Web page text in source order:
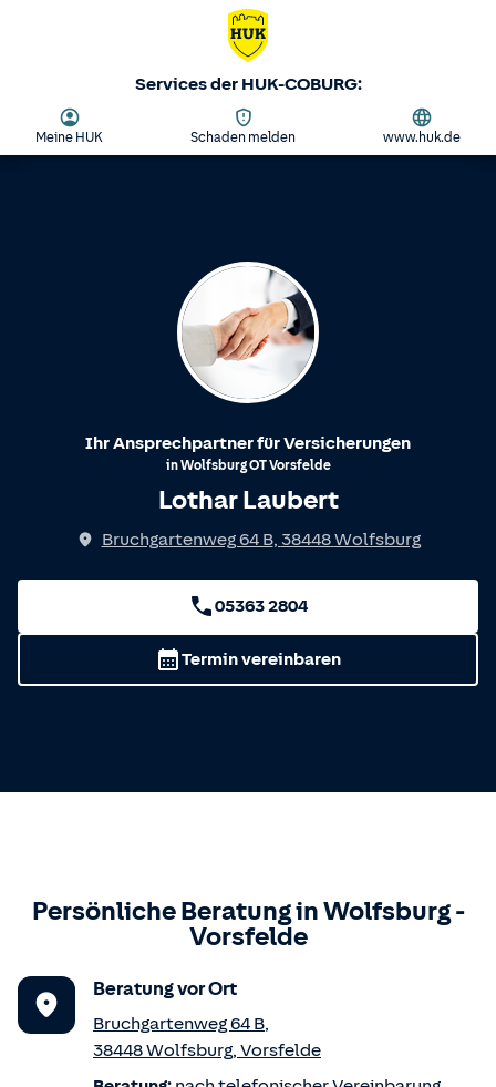
Services der HUK-COBURG:
Meine HUK Schaden melden www.huk.de
Ihr Ansprechpartner für Versicherungen
inWolfsburgOTVorsfelde
Lothar Laubert
Bruchgartenweg 64 B, 38448Wolfsburg
05363 2804
Termin vereinbaren
Persönliche Beratung inWolfsburg -
Vorsfelde
Beratung vor Ort
Bruchgartenweg 64 B,
38448Wolfsburg, Vorsfelde